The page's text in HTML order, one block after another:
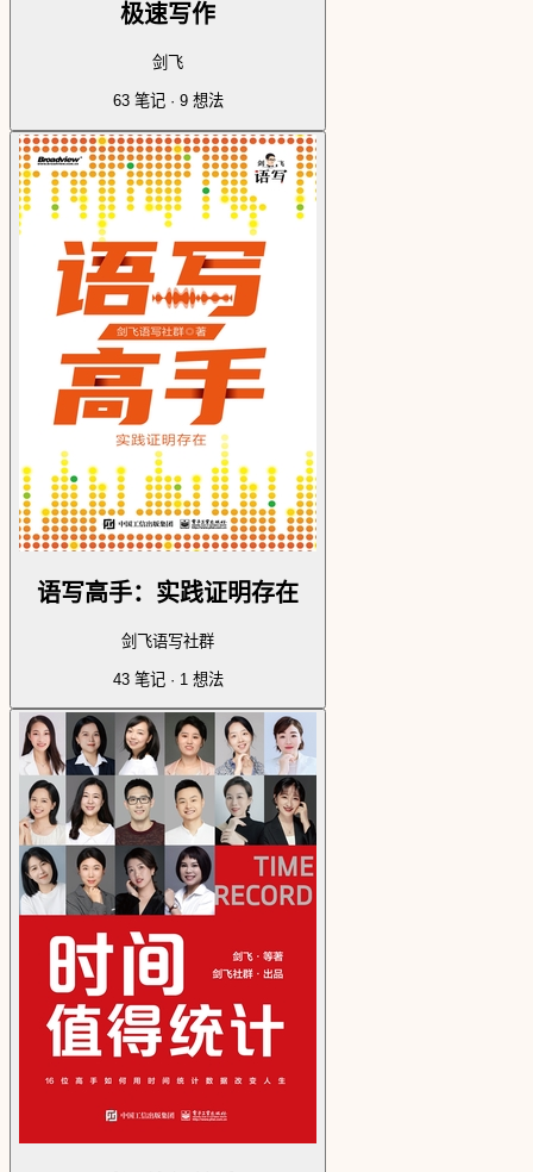
极速写作
剑飞
63笔记 · 9想法
语写高手：实践证明存在
剑飞语写社群
43笔记 · 1想法